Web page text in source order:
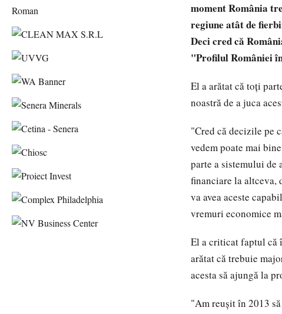
moment România
regiune atât de
Deci cred că
"Profilul României
El a arătat că toţi
noastră de a juca
"Cred că decizile pe
vedem poate mai
parte a sistemului de
financiare la
va avea aceste
vremuri economice
El a criticat faptul că
arătat că trebuie
acesta să ajungă la
"Am reuşit în 2013